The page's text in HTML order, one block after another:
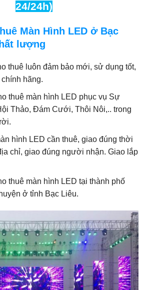
24/24h)
Màn Hình LED ở Bạc
lượng
thuê luôn đảm bảo mới, sử dụng tốt,
hãng.
thuê màn hình LED phục vụ Sự
Thảo, Đám Cưới, Thôi Nôi,.. trong
hình LED cần thuê, giao đúng thời
chỉ, giao đúng người nhận. Giao lắp
thuê màn hình LED tại thành phố
ở tỉnh Bạc Liêu.